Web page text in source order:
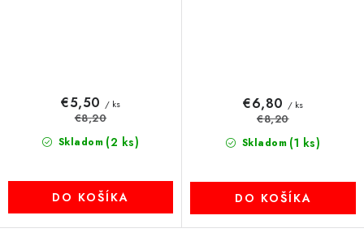
Skladom (2 ks)
€5,50 / ks
€8,20
DO KOŠÍKA
Skladom (1 ks)
€6,80 / ks
€8,20
DO KOŠÍKA